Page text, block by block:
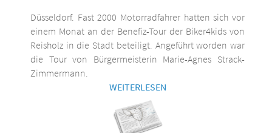
Düsseldorf. Fast 2000 Motorradfahrer hatten sich vor
einem Monat an der Benefiz-Tour der Biker4kids von
Reisholz in die Stadt beteiligt. Angeführt worden war
die Tour von Bürgermeisterin Marie-Agnes Strack-
Zimmermann.
WEITERLESEN